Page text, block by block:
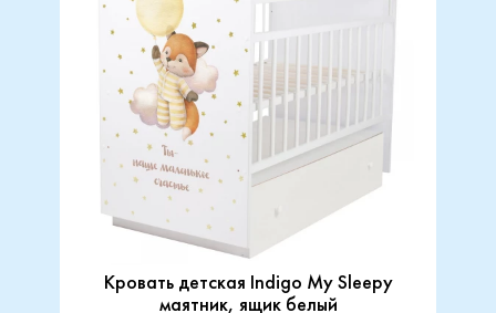
Кровать детская Indigo My Sleepy
маятник, ящик белый